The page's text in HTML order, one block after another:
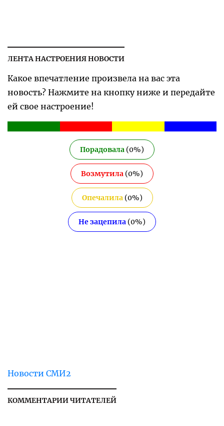
ЛЕНТА НАСТРОЕНИЯ НОВОСТИ
Какое впечатление произвела на вас эта
новость? Нажмите на кнопку ниже и передайте
ей свое настроение!
Порадовала (0%)
Возмутила (0%)
Опечалила(0%)
Не зацепила (0%)
Новости СМИ2
КОММЕНТАРИИ ЧИТАТЕЛЕЙ